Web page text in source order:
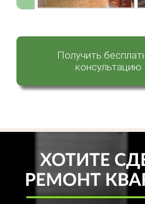
Получить
консультацию